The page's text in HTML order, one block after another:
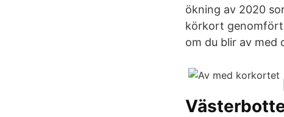
ökning av 2020
körkort
om du blir av